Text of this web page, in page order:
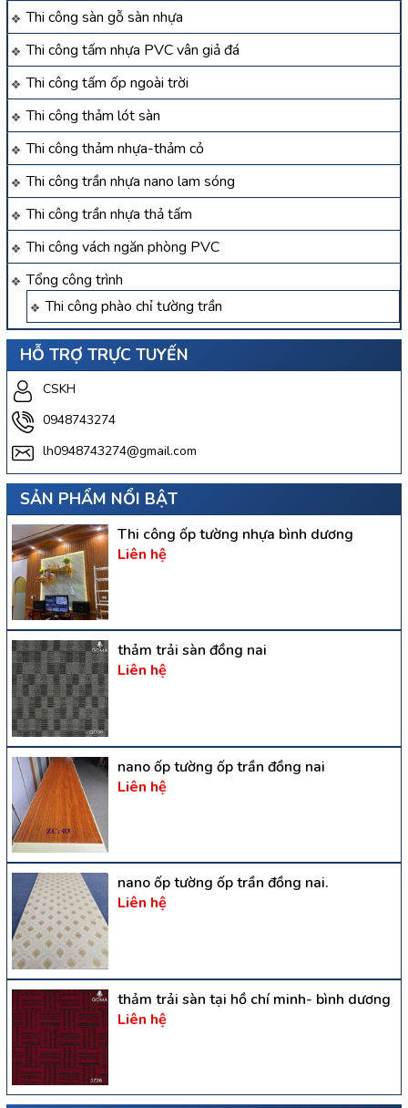
Thi công sàn gỗ sàn nhựa
Thi công tấm nhựa PVC vân giả đá
Thi công tấm ốp ngoài trời
Thi công thảm lót sàn
Thi công thảm nhựa-thảm cỏ
Thi công trần nhựa nano lam sóng
Thi công trần nhựa thả tấm
Thi công vách ngăn phòng PVC
Tổng công trình
Thi công phào chỉ tường trần
HỖ TRỢ TRỰC TUYẾN
CSKH
0948743274
lh0948743274@gmail.com
SẢN PHẨM NỔI BẬT
Thi công ốp tường nhựa bình dương
Liên hệ
thảm trải sàn đồng nai
Liên hệ
nano ốp tường ốp trần đồng nai
Liên hệ
nano ốp tường ốp trần đồng nai.
Liên hệ
thảm trải sàn tại hồ chí minh- bình dương
Liên hệ